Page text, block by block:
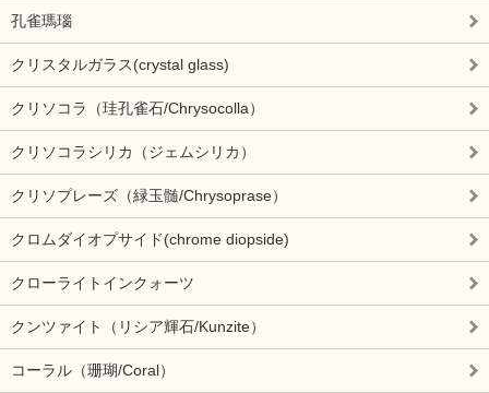
孔雀瑪瑙
クリスタルガラス(crystal glass)
クリソコラ（珪孔雀石/Chrysocolla）
クリソコラシリカ（ジェムシリカ）
クリソプレーズ（緑玉髄/Chrysoprase）
クロムダイオプサイド(chrome diopside)
クローライトインクォーツ
クンツァイト（リシア輝石/Kunzite）
コーラル（珊瑚/Coral）